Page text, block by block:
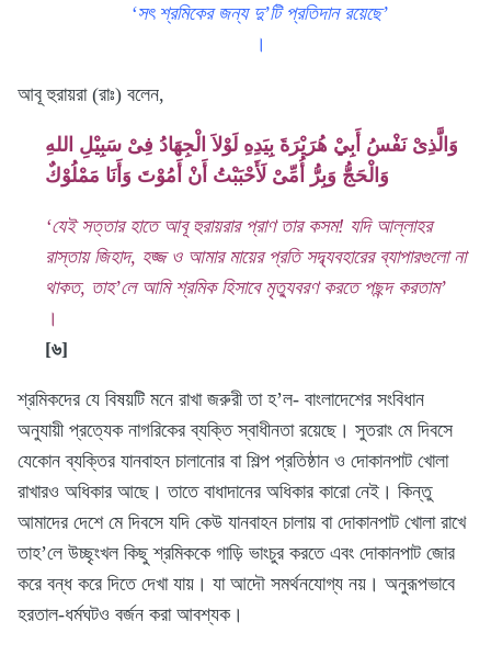
‘সৎ শ্রমিকের জন্য দু’টি প্রতিদান রয়েছে’
।
আবূ হুরায়রা (রাঃ) বলেন,
وَالَّذِىْ نَفْسُ أَبِيْ هُرَيْرَةَ بِيَدِهِ لَوْلاَ الْجِهَادُ فِىْ سَبِيْلِ اللهِ
وَالْحَجُّ وَبِرُّ أُمِّىْ لَأَحْبَبْتُ أَنْ أَمُوْتَ وَأَنَا مَمْلُوْكٌ
‘যেই সত্তার হাতে আবূ হুরায়রার প্রাণ তার কসম! যদি আল্লাহর
রাস্তায় জিহাদ, হজ্জ ও আমার মায়ের প্রতি সদ্ব্যবহারের ব্যাপারগুলো না
থাকত, তাহ’লে আমি শ্রমিক হিসাবে মৃত্যুবরণ করতে পছন্দ করতাম’
।
[৬]
শ্রমিকদের যে বিষয়টি মনে রাখা জরুরী তা হ’ল- বাংলাদেশের সংবিধান
অনুযায়ী প্রত্যেক নাগরিকের ব্যক্তি স্বাধীনতা রয়েছে। সুতরাং মে দিবসে
যেকোন ব্যক্তির যানবাহন চালানোর বা শিল্প প্রতিষ্ঠান ও দোকানপাট খোলা
রাখারও অধিকার আছে। তাতে বাধাদানের অধিকার কারো নেই। কিন্তু
আমাদের দেশে মে দিবসে যদি কেউ যানবাহন চালায় বা দোকানপাট খোলা রাখে
তাহ’লে উচ্ছৃংখল কিছু শ্রমিককে গাড়ি ভাংচুর করতে এবং দোকানপাট জোর
করে বন্ধ করে দিতে দেখা যায়। যা আদৌ সমর্থনযোগ্য নয়। অনুরূপভাবে
হরতাল-ধর্মঘটও বর্জন করা আবশ্যক।